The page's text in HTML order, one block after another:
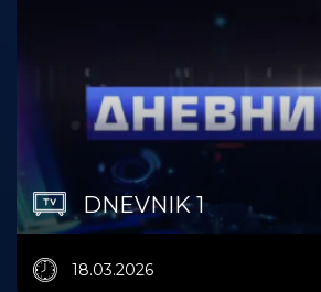
DNEVNIK 1
18.03.2026